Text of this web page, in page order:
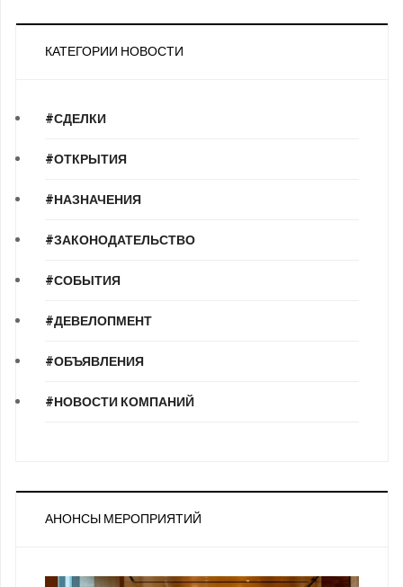
КАТЕГОРИИ НОВОСТИ
#СДЕЛКИ
#ОТКРЫТИЯ
#НАЗНАЧЕНИЯ
#ЗАКОНОДАТЕЛЬСТВО
#СОБЫТИЯ
#ДЕВЕЛОПМЕНТ
#ОБЪЯВЛЕНИЯ
#НОВОСТИ КОМПАНИЙ
АНОНСЫ МЕРОПРИЯТИЙ